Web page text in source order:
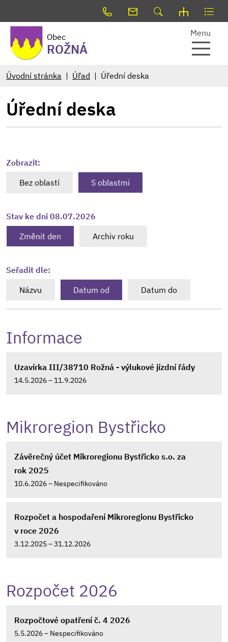
Obec
ROŽNÁ
Menu
Úvodní stránka Úřad Úřední deska
Úřední deska
Zobrazit:
Bez oblastí
S oblastmi
Stav ke dni 08.07.2026
Změnit den
Archiv roku
Seřadit dle:
Názvu
Datum od Datum do
Informace
Uzavírka III/38710 Rožná - výlukové jízdní řády
14.5.2026 – 11.9.2026
Mikroregion Bystřicko
Závěrečný účet Mikroregionu Bystřicko s.o. za
rok 2025
10.6.2026 – Nespecifikováno
Rozpočet a hospodaření Mikroregionu Bystřicko
v roce 2026
3.12.2025 – 31.12.2026
Rozpočet 2026
Rozpočtové opatření č. 4 2026
5.5.2026 – Nespecifikováno